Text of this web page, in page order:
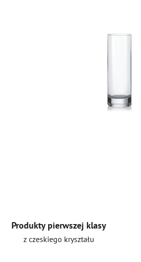
Produkty pierwszej klasy
z czeskiego kryształu